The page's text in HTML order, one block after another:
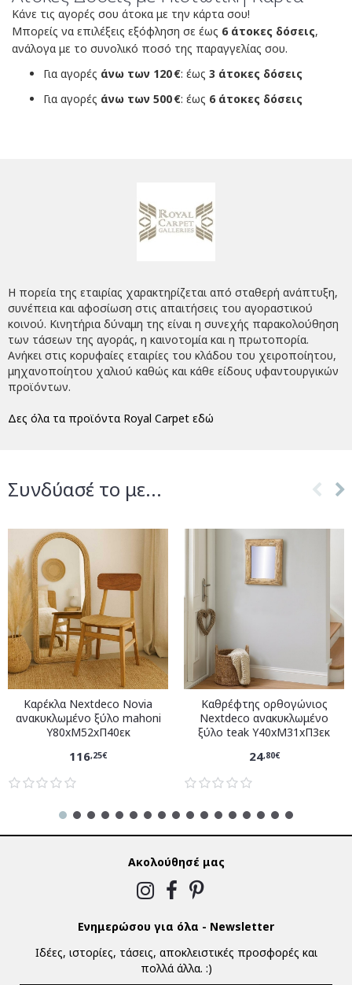
Κάνε τις αγορές σου άτοκα με την κάρτα σου!
Μπορείς να επιλέξεις εξόφληση σε έως 6 άτοκες δόσεις,
ανάλογα με το συνολικό ποσό της παραγγελίας σου.
Για αγορές άνω των 120 €: έως 3 άτοκες δόσεις
Για αγορές άνω των 500 €: έως 6 άτοκες δόσεις
Η πορεία της εταιρίας χαρακτηρίζεται από σταθερή ανάπτυξη,
συνέπεια και αφοσίωση στις απαιτήσεις του αγοραστικού
κοινού. Κινητήρια δύναμη της είναι η συνεχής παρακολούθηση
των τάσεων της αγοράς, η καινοτομία και η πρωτοπορία.
Ανήκει στις κορυφαίες εταιρίες του κλάδου του χειροποίητου,
μηχανοποίητου χαλιού καθώς και κάθε είδους υφαντουργικών
προϊόντων.
Δες όλα τα προϊόντα Royal Carpet εδώ
Συνδύασέ το με...
Καρέκλα Nextdeco Novia
ανακυκλωμένο ξύλο mahoni
Υ80xM52xΠ40εκ
116,25€
Καθρέφτης ορθογώνιος
Nextdeco ανακυκλωμένο
ξύλο teak Υ40xM31xΠ3εκ
24,80€
Ακολούθησέ μας
Ενημερώσου για όλα - Newsletter
Ιδέες, ιστορίες, τάσεις, αποκλειστικές προσφορές και
πολλά άλλα. :)